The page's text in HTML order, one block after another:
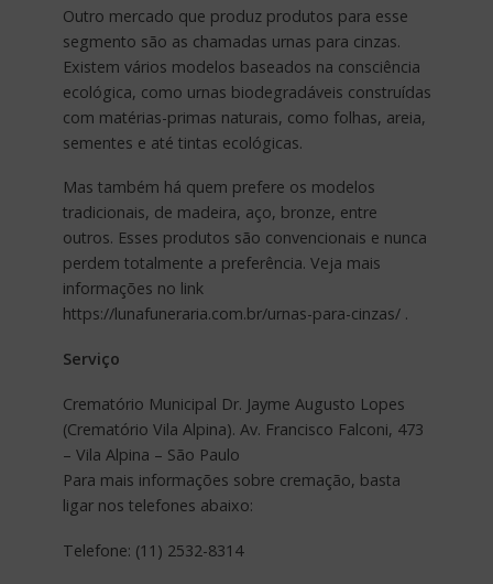
Outro mercado que produz produtos para esse
segmento são as chamadas urnas para cinzas.
Existem vários modelos baseados na consciência
ecológica, como urnas biodegradáveis construídas
com matérias-primas naturais, como folhas, areia,
sementes e até tintas ecológicas.
Mas também há quem prefere os modelos
tradicionais, de madeira, aço, bronze, entre
outros. Esses produtos são convencionais e nunca
perdem totalmente a preferência. Veja mais
informações no link
https://lunafuneraria.com.br/urnas-para-cinzas/ .
Serviço
Crematório Municipal Dr. Jayme Augusto Lopes
(Crematório Vila Alpina). Av. Francisco Falconi, 473
– Vila Alpina – São Paulo
Para mais informações sobre cremação, basta
ligar nos telefones abaixo:
Telefone: (11) 2532-8314